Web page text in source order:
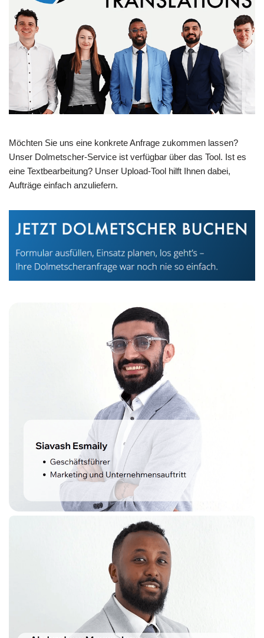
Möchten Sie uns eine konkrete Anfrage zukommen lassen?
Unser Dolmetscher-Service ist verfügbar über das Tool. Ist es
eine Textbearbeitung? Unser Upload-Tool hilft Ihnen dabei,
Aufträge einfach anzuliefern.